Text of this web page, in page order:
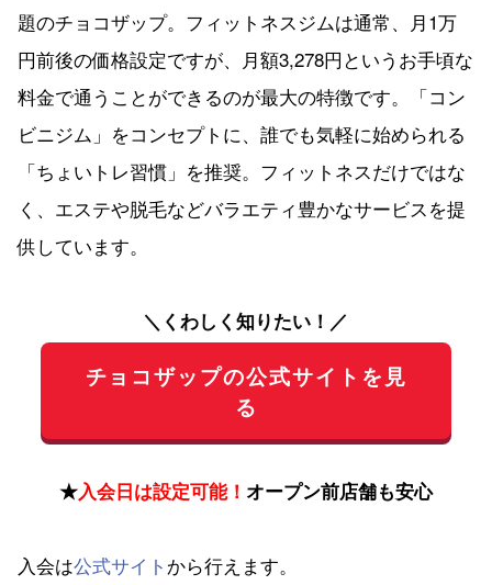
題のチョコザップ。フィットネスジムは通常、月1万
円前後の価格設定ですが、月額3,278円というお手頃な
料金で通うことができるのが最大の特徴です。「コン
ビニジム」をコンセプトに、誰でも気軽に始められる
「ちょいトレ習慣」を推奨。フィットネスだけではな
く、エステや脱毛などバラエティ豊かなサービスを提
供しています。
＼くわしく知りたい！／
チョコザップの公式サイトを見
る
★入会日は設定可能！ オープン前店舗も安心
入会は公式サイト から行えます。